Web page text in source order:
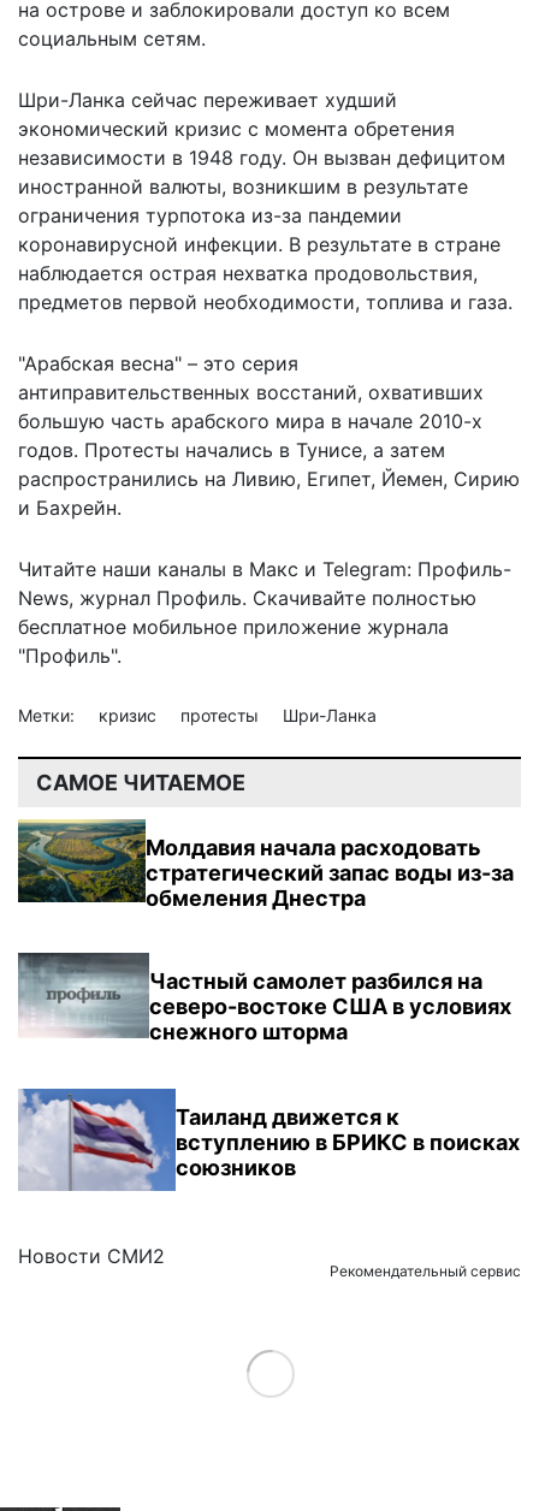
на острове и заблокировали доступ ко всем
социальным сетям.
Шри-Ланка сейчас переживает худший
экономический кризис с момента обретения
независимости в 1948 году. Он вызван дефицитом
иностранной валюты, возникшим в результате
ограничения турпотока из-за пандемии
коронавирусной инфекции. В результате в стране
наблюдается острая нехватка продовольствия,
предметов первой необходимости, топлива и газа.
"Арабская весна" – это серия
антиправительственных восстаний, охвативших
большую часть арабского мира в начале 2010-х
годов. Протесты начались в Тунисе, а затем
распространились на Ливию, Египет, Йемен, Сирию
и Бахрейн.
Читайте наши каналы в Макс и Telegram: Профиль-
News, журнал Профиль. Скачивайте полностью
бесплатное мобильное приложение журнала
"Профиль".
Метки: кризис протесты Шри-Ланка
САМОЕ ЧИТАЕМОЕ
Молдавия начала расходовать
стратегический запас воды из-за
обмеления Днестра
Частный самолет разбился на
северо-востоке США в условиях
снежного шторма
Таиланд движется к
вступлению в БРИКС в поисках
союзников
Новости СМИ2
Рекомендательный сервис
Load More